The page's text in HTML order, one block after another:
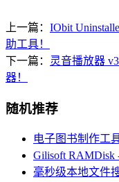
上一篇： IObit
助工具！
下一篇： 灵音播放器
器！
随机推荐
电子图书制作工
Gilisoft RAMDisk
毫秒级本地文件